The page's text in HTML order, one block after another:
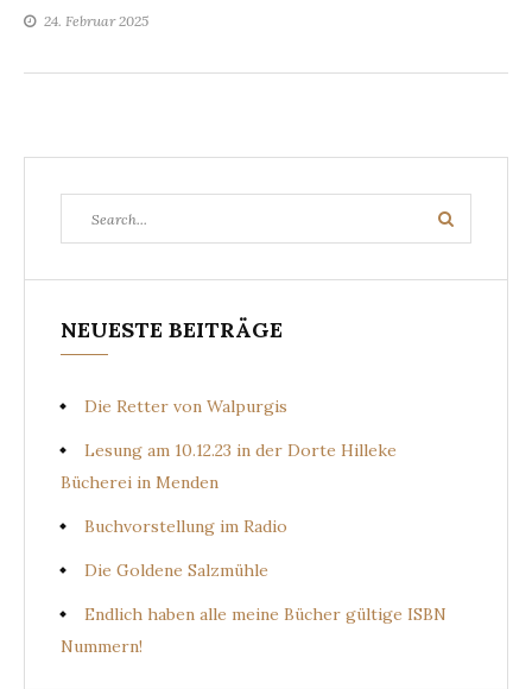
24. Februar 2025
for:
Search
NEUESTE BEITRÄGE
Die Retter von Walpurgis
Lesung am 10.12.23 in der Dorte Hilleke
Bücherei in Menden
Buchvorstellung im Radio
Die Goldene Salzmühle
Endlich haben alle meine Bücher gültige ISBN
Nummern!